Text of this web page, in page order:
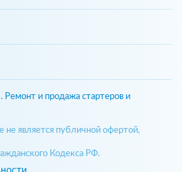
и продажа стартеров и
не является публичной офертой,
Кодекса РФ.